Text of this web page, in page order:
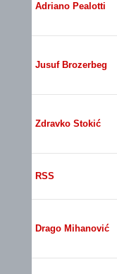
Adriano Pealotti
Jusuf Brozerbeg
Zdravko Stokić
RSS
Drago Mihanović